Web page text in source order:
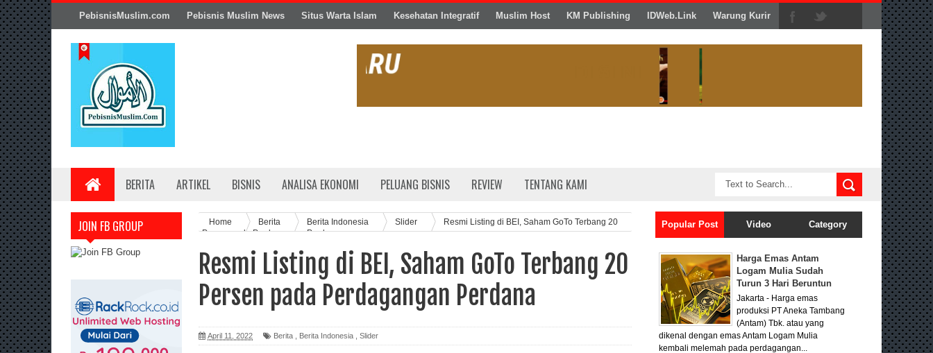
PebisnisMuslim.com Pebisnis Muslim News Situs Warta Islam Kesehatan Integratif Muslim Host KM Publishing IDWeb.Link Warung Kurir
BERITA ARTIKEL BISNIS ANALISA EKONOMI PELUANG BISNIS REVIEW TENTANG KAMI
JOIN FB GROUP Home Berita Berita Indonesia Slider
Resmi Listing di BEI, Saham GoTo Terbang 20
Persen pada Perdagangan Perdana
Resmi Listing di BEI, Saham GoTo Terbang 20
Persen pada Perdagangan Perdana
April 11, 2022 Berita Berita Indonesia Slider
Popular Post Video Category
Harga Emas Antam
Logam Mulia Sudah
Turun 3 Hari Beruntun
Jakarta - Harga emas
produksi PT Aneka Tambang
(Antam) Tbk. atau yang
dikenal dengan emas Antam Logam Mulia
kembali melemah pada perdagangan...